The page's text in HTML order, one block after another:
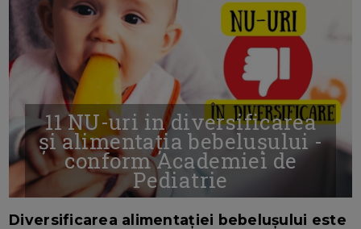
11 NU-uri in diversificarea
și alimentația bebelușului -
conform Academiei de
Pediatrie
Diversificarea alimentației bebelușului este